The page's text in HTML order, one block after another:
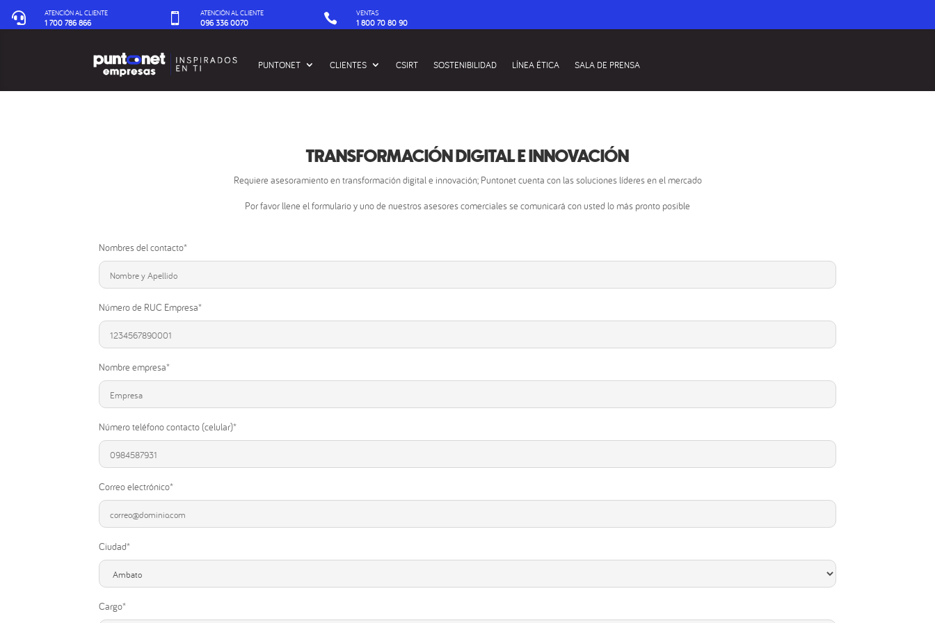
 ATENCIÓN AL CLIENTE
1 700 786 866  ATENCIÓN AL CLIENTE
096 336 0070‬  VENTAS
1 800 70 80 90
PUNTONET CLIENTES CSIRT SOSTENIBILIDAD LÍNEA ÉTICA SALA DE PRENSA
TRANSFORMACIÓN DIGITAL E INNOVACIÓN
Requiere asesoramiento en transformación digital e innovación; Puntonet cuenta con las soluciones líderes en el mercado
Por favor llene el formulario y uno de nuestros asesores comerciales se comunicará con usted lo más pronto posible
Nombres del contacto*
Número de RUC Empresa*
Nombre empresa*
Número teléfono contacto (celular)*
Correo electrónico*
Ciudad*
Cargo*